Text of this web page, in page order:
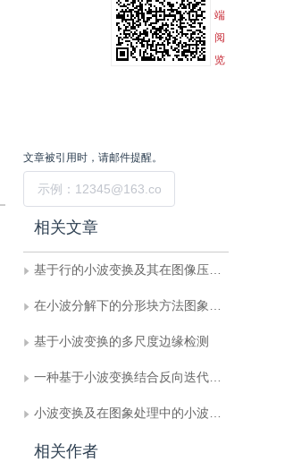
端
阅
览
文章被引用时，请邮件提醒。
相关文章
基于行的小波变换及其在图像压缩中的应用
在小波分解下的分形块方法图象编码
基于小波变换的多尺度边缘检测
一种基于小波变换结合反向迭代修正的VQ图象压缩编码方法
小波变换及在图象处理中的小波特性分析
相关作者